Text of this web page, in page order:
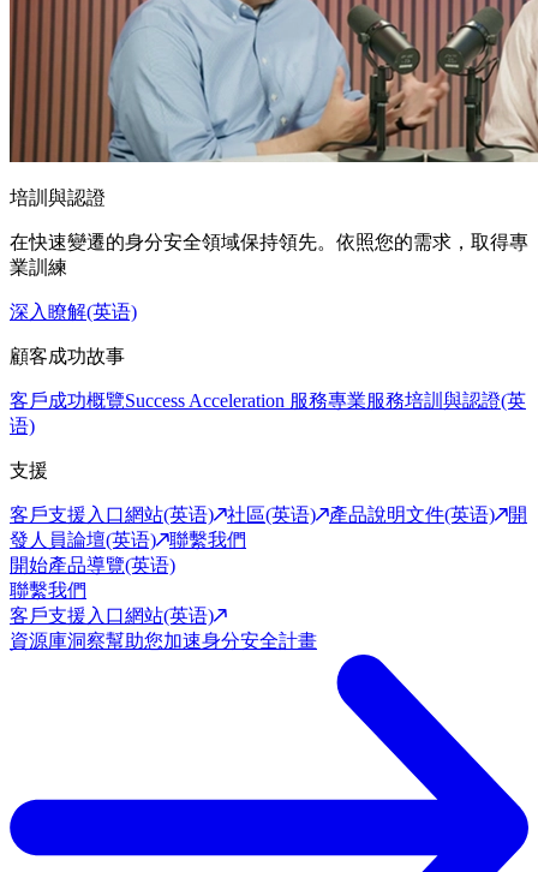
培訓與認證
在快速變遷的身分安全領域保持領先。依照您的需求，取得專
業訓練
深入瞭解(英语)
顧客成功故事
客戶成功概覽Success Acceleration 服務專業服務培訓與認證(英
语)
支援
客戶支援入口網站(英语) 社區(英语) 產品說明文件(英语)
開
發人員論壇(英语)
聯繫我們
開始產品導覽(英语)
聯繫我們
客戶支援入口網站(英语)
資源庫洞察幫助您加速身分安全計畫